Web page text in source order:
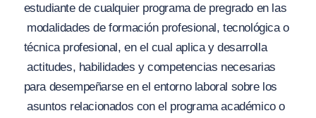
estudiante de cualquier programa de pregrado en las
modalidades de formación profesional, tecnológica o
técnica profesional, en el cual aplica y desarrolla
actitudes, habilidades y competencias necesarias
para desempeñarse en el entorno laboral sobre los
asuntos relacionados con el programa académico o